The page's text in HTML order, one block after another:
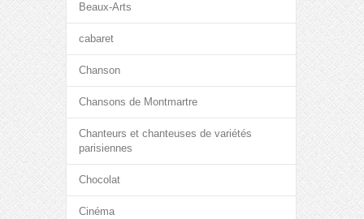
Beaux-Arts
cabaret
Chanson
Chansons de Montmartre
Chanteurs et chanteuses de variétés
parisiennes
Chocolat
Cinéma